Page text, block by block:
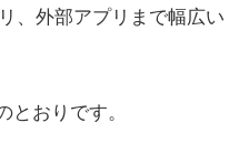
、外部アプリまで幅広い
おりです。